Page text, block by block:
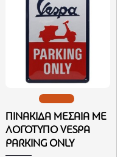
ΠΙΝΑΚΊΔΑ ΜΕΣΑΊΑ ΜΕ
ΛΟΓΌΤΥΠΟ VESPA
PARKING ONLY